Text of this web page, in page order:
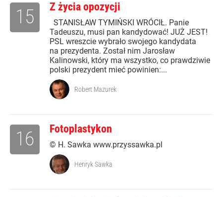
Z życia opozycji
STANISŁAW TYMIŃSKI WRÓCIŁ. Panie
Tadeuszu, musi pan kandydować! JUŻ JEST!
PSL wreszcie wybrało swojego kandydata
na prezydenta. Został nim Jarosław
Kalinowski, który ma wszystko, co prawdziwie
polski prezydent mieć powinien:...
15
Robert Mazurek
Fotoplastykon
© H. Sawka www.przyssawka.pl
16
Henryk Sawka